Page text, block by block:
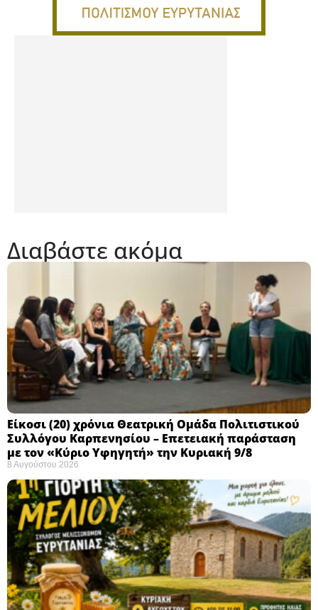
Διαβάστε ακόμα
Eίκοσι (20) χρόνια Θεατρική Ομάδα Πολιτιστικού
Συλλόγου Καρπενησίου – Επετειακή παράσταση
με τον «Κύριο Υφηγητή» την Κυριακή 9/8
8 Αυγούστου 2026